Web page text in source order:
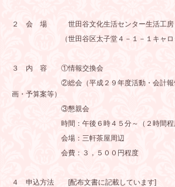
２ 会 場 世田谷文化生活センター生活工房
（世田谷区太子堂４－１－１キャロッ
３ 内 容 ①情報交換会
②総会（平成２９年度活動・会計報告、
画・予算案等）
③懇親会
時間：午後６時４５分～（２時間程
会場：三軒茶屋周辺
会費：３，５００円程度
４ 申込方法 [配布文書に記載しています]